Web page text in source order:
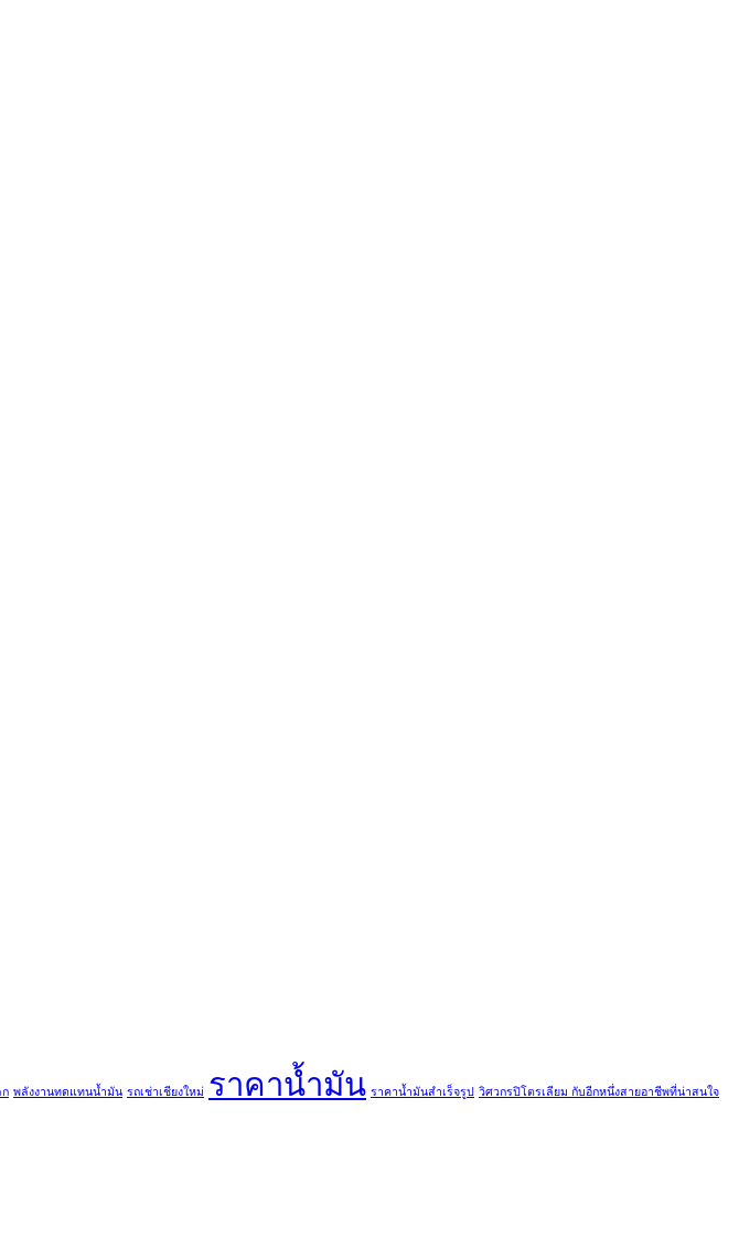
ก พลังงานทดแทนน้ำมัน รถเช่าเชียงใหม่ ราคาน้ำมัน ราคาน้ำมันสำเร็จรูป วิศวกรปิโตรเลียม กับอีกหนึ่งสายอาชีพที่น่าสนใจ